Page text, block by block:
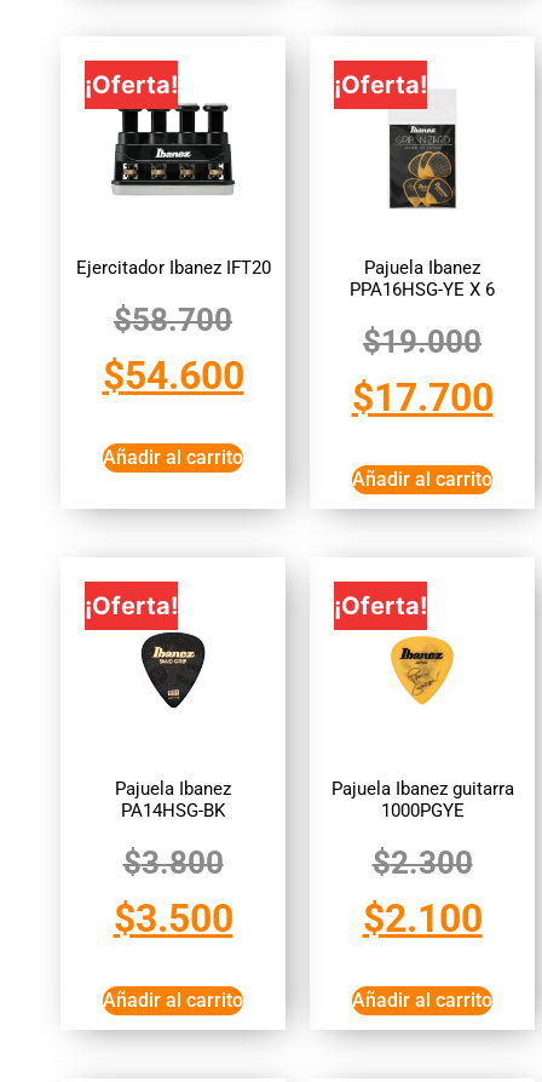
¡Oferta!
Ejercitador Ibanez IFT20
$58.700
$54.600
Añadir al carrito
¡Oferta!
Pajuela Ibanez
PPA16HSG-YE X 6
$19.000
$17.700
Añadir al carrito
¡Oferta!
Pajuela Ibanez
PA14HSG-BK
$3.800
$3.500
Añadir al carrito
¡Oferta!
Pajuela Ibanez guitarra
1000PGYE
$2.300
$2.100
Añadir al carrito